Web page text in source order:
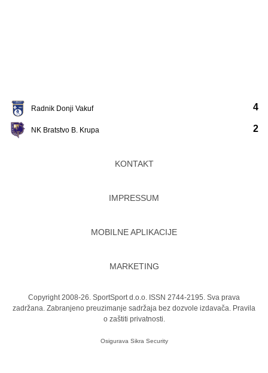
Radnik Donji Vakuf
NK Bratstvo B. Krupa
4
2
KONTAKT
IMPRESSUM
MOBILNE APLIKACIJE
MARKETING
Copyright 2008-26. SportSport d.o.o. ISSN 2744-2195. Sva prava
zadržana. Zabranjeno preuzimanje sadržaja bez dozvole izdavača. Pravila
o zaštiti privatnosti.
Osigurava Sikra Security